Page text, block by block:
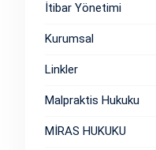
İtibar Yönetimi
Kurumsal
Linkler
Malpraktis Hukuku
MİRAS HUKUKU